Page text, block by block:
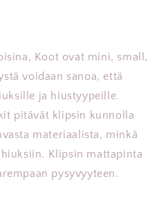
Koot ovat mini, small,
voidaan sanoa, että
ja hiustyypeille.
pitävät klipsin kunnolla
materiaalista, minkä
Klipsin mattapinta
pysyvyyteen.